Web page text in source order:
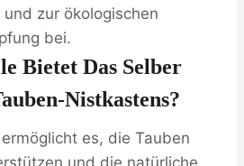
zur ökologischen
bei.
Bietet Das Selber
Nistkastens?
es, die Tauben